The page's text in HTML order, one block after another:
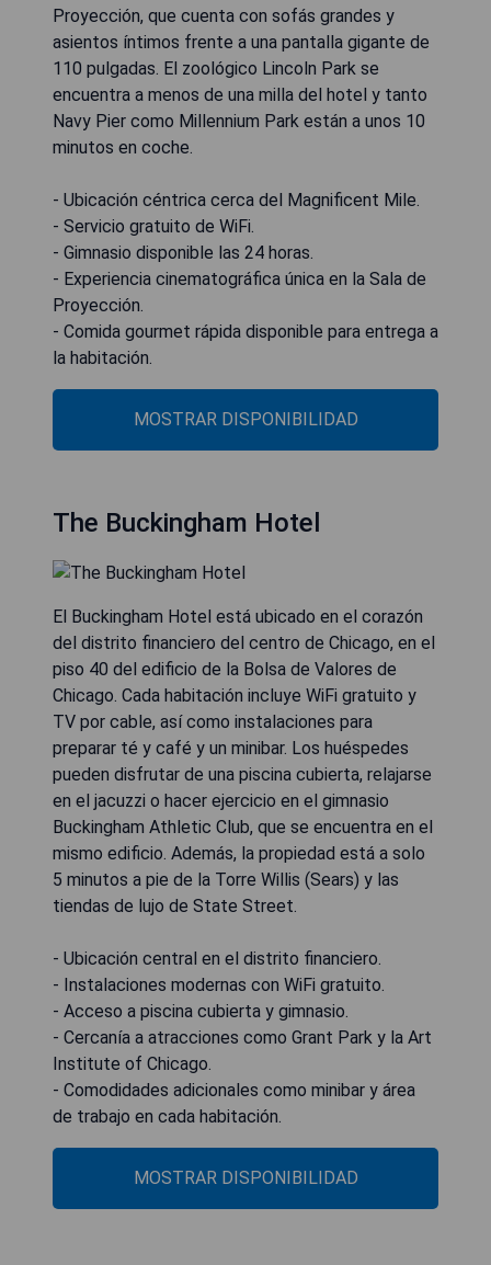
Proyección, que cuenta con sofás grandes y
asientos íntimos frente a una pantalla gigante de
110 pulgadas. El zoológico Lincoln Park se
encuentra a menos de una milla del hotel y tanto
Navy Pier como Millennium Park están a unos 10
minutos en coche.
- Ubicación céntrica cerca del Magnificent Mile.
- Servicio gratuito de WiFi.
- Gimnasio disponible las 24 horas.
- Experiencia cinematográfica única en la Sala de
Proyección.
- Comida gourmet rápida disponible para entrega a
la habitación.
MOSTRAR DISPONIBILIDAD
The Buckingham Hotel
El Buckingham Hotel está ubicado en el corazón
del distrito financiero del centro de Chicago, en el
piso 40 del edificio de la Bolsa de Valores de
Chicago. Cada habitación incluye WiFi gratuito y
TV por cable, así como instalaciones para
preparar té y café y un minibar. Los huéspedes
pueden disfrutar de una piscina cubierta, relajarse
en el jacuzzi o hacer ejercicio en el gimnasio
Buckingham Athletic Club, que se encuentra en el
mismo edificio. Además, la propiedad está a solo
5 minutos a pie de la Torre Willis (Sears) y las
tiendas de lujo de State Street.
- Ubicación central en el distrito financiero.
- Instalaciones modernas con WiFi gratuito.
- Acceso a piscina cubierta y gimnasio.
- Cercanía a atracciones como Grant Park y la Art
Institute of Chicago.
- Comodidades adicionales como minibar y área
de trabajo en cada habitación.
MOSTRAR DISPONIBILIDAD